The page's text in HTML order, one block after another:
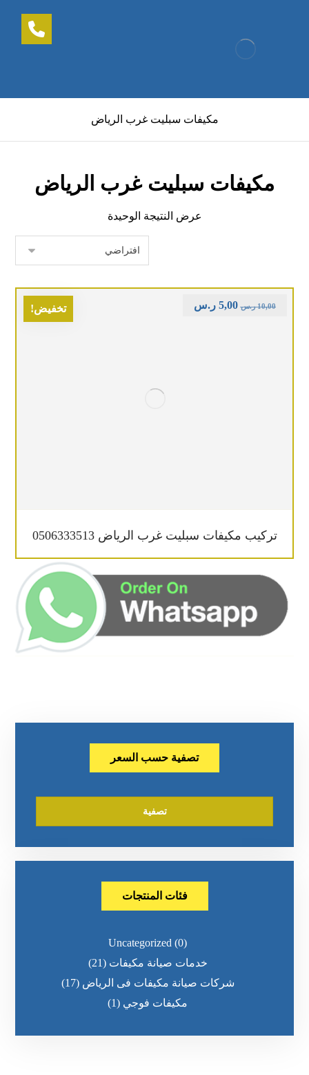
مكيفات سبليت غرب الرياض
مكيفات سبليت غرب الرياض
عرض النتيجة الوحيدة
تخفيض!
تركيب مكيفات سبليت غرب الرياض 0506333513
10,00 ر.س 5,00 ر.س
تصفية حسب السعر
تصفية
فئات المنتجات
Uncategorized (0)
خدمات صيانة مكيفات (21)
شركات صيانة مكيفات فى الرياض (17)
مكيفات فوجي (1)